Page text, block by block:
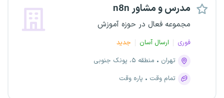
مدرس و مشاور n8n
مجموعه فعال در حوزه آموزش
فوری ارسال آسان
جدید
تهران
منطقه ۵، پونک جنوبی
تمام وقت
پاره وقت